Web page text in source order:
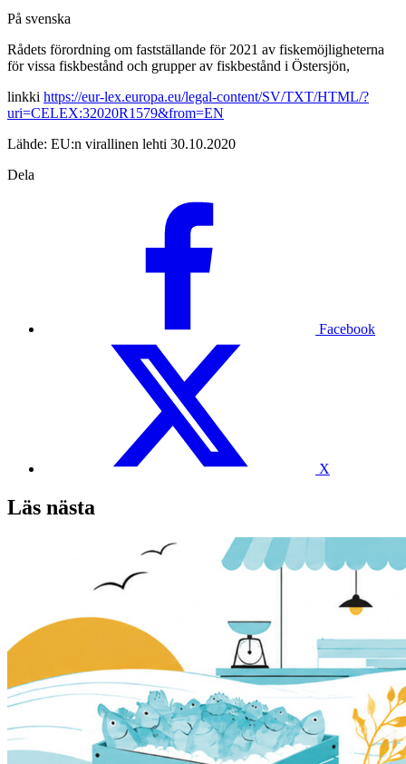
På svenska
Rådets förordning om fastställande för 2021 av fiskemöjligheterna
för vissa fiskbestånd och grupper av fiskbestånd i Östersjön,
linkki https://eur-lex.europa.eu/legal-content/SV/TXT/HTML/?
uri=CELEX:32020R1579&from=EN
Lähde: EU:n virallinen lehti 30.10.2020
Dela
Facebook
X
Läs nästa